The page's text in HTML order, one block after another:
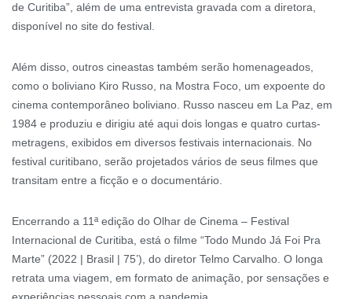
de Curitiba”, além de uma entrevista gravada com a diretora,
disponível no site do festival.
Além disso, outros cineastas também serão homenageados,
como o boliviano Kiro Russo, na Mostra Foco, um expoente do
cinema contemporâneo boliviano. Russo nasceu em La Paz, em
1984 e produziu e dirigiu até aqui dois longas e quatro curtas-
metragens, exibidos em diversos festivais internacionais. No
festival curitibano, serão projetados vários de seus filmes que
transitam entre a ficção e o documentário.
Encerrando a 11ª edição do Olhar de Cinema – Festival
Internacional de Curitiba, está o filme “Todo Mundo Já Foi Pra
Marte” (2022 | Brasil | 75’), do diretor Telmo Carvalho. O longa
retrata uma viagem, em formato de animação, por sensações e